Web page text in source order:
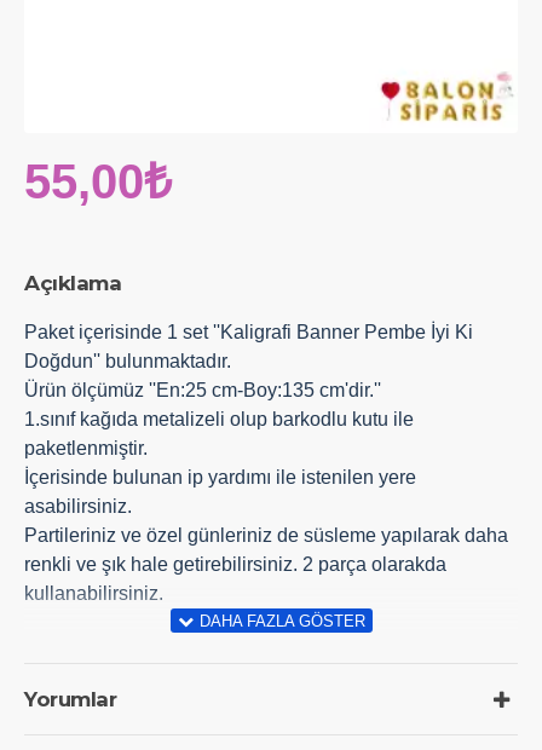
Açıklama
Paket içerisinde 1 set ''Kaligrafi Banner Pembe İyi Ki
Doğdun'' bulunmaktadır.
Ürün ölçümüz ''En:25 cm-Boy:135 cm'dir.''
1.sınıf kağıda metalizeli olup barkodlu kutu ile
paketlenmiştir.
İçerisinde bulunan ip yardımı ile istenilen yere
asabilirsiniz.
Partileriniz ve özel günleriniz de süsleme yapılarak daha
renkli ve şık hale getirebilirsiniz. 2 parça olarakda
kullanabilirsiniz.
Yorumlar
55,00₺